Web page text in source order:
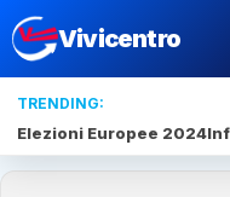
Vivicentro
TRENDING:
Elezioni Europee 2024